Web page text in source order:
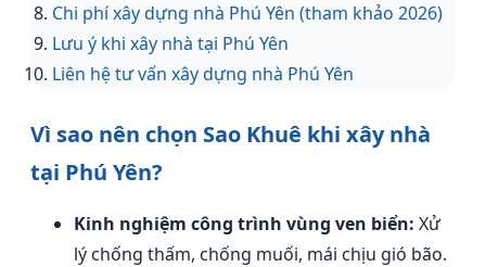
Chi phí xây dựng nhà Phú Yên (tham khảo 2026)
Lưu ý khi xây nhà tại Phú Yên
Liên hệ tư vấn xây dựng nhà Phú Yên
Vì sao nên chọn Sao Khuê khi xây nhà
tại Phú Yên?
Kinh nghiệm công trình vùng ven biển: Xử
lý chống thấm, chống muối, mái chịu gió bão.